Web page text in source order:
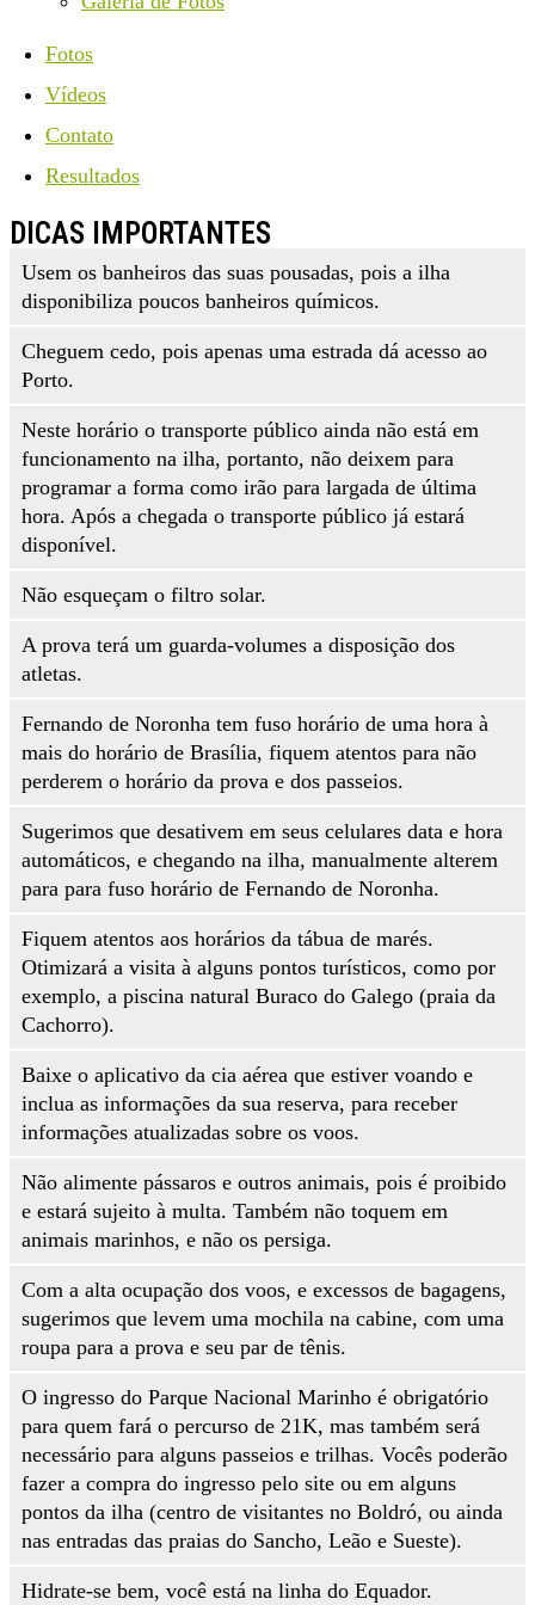
Fotos
Vídeos
Contato
Resultados
DICAS IMPORTANTES
Usem os banheiros das suas pousadas, pois a ilha
disponibiliza poucos banheiros químicos.
Cheguem cedo, pois apenas uma estrada dá acesso ao
Porto.
Neste horário o transporte público ainda não está em
funcionamento na ilha, portanto, não deixem para
programar a forma como irão para largada de última
hora. Após a chegada o transporte público já estará
disponível.
Não esqueçam o filtro solar.
A prova terá um guarda-volumes a disposição dos
atletas.
Fernando de Noronha tem fuso horário de uma hora à
mais do horário de Brasília, fiquem atentos para não
perderem o horário da prova e dos passeios.
Sugerimos que desativem em seus celulares data e hora
automáticos, e chegando na ilha, manualmente alterem
para para fuso horário de Fernando de Noronha.
Fiquem atentos aos horários da tábua de marés.
Otimizará a visita à alguns pontos turísticos, como por
exemplo, a piscina natural Buraco do Galego (praia da
Cachorro).
⁠Baixe o aplicativo da cia aérea que estiver voando e
inclua as informações da sua reserva, para receber
informações atualizadas sobre os voos.
Não alimente pássaros e outros animais, pois é proibido
e estará sujeito à multa. Também não toquem em
animais marinhos, e não os persiga.
Com a alta ocupação dos voos, e excessos de bagagens,
sugerimos que levem uma mochila na cabine, com uma
roupa para a prova e seu par de tênis.
⁠O ingresso do Parque Nacional Marinho é obrigatório
para quem fará o percurso de 21K, mas também será
necessário para alguns passeios e trilhas. Vocês poderão
fazer a compra do ingresso pelo site ou em alguns
pontos da ilha (centro de visitantes no Boldró, ou ainda
nas entradas das praias do Sancho, Leão e Sueste).
⁠Hidrate-se bem, você está na linha do Equador.